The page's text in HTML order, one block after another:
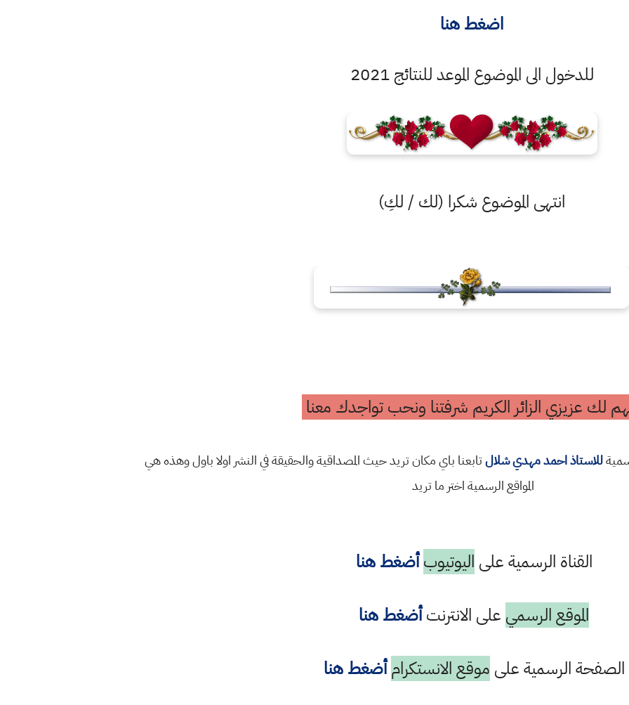
اضغط هنا
للدخول الى الموضوع الموعد للنتائج 2021
انتهى الموضوع شكرا (لك / لكِ)
لك عزيزي الزائر الكريم شرفتنا ونحب تواجدك معنا
للاستاذ احمد مهدي شلالتابعنا باي مكان تريد حيث المصداقية والحقيقة في النشر اولا باول وهذه هي
المواقع الرسمية اختر ما تريد
القناة الرسمية على اليوتيوب أضغط هنا
الموقع الرسمي على الانترنتأضغط هنا
الصفحة الرسمية على موقع الانستكرام أضغط هنا